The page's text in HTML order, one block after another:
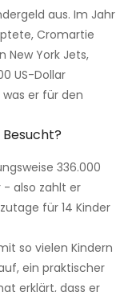
aus. Im Jahr
Cromartie
New York Jets,
US-Dollar
er für den
336.000
- also zahlt er
für 14 Kinder
so vielen Kindern
ein praktischer
erklärt, dass er